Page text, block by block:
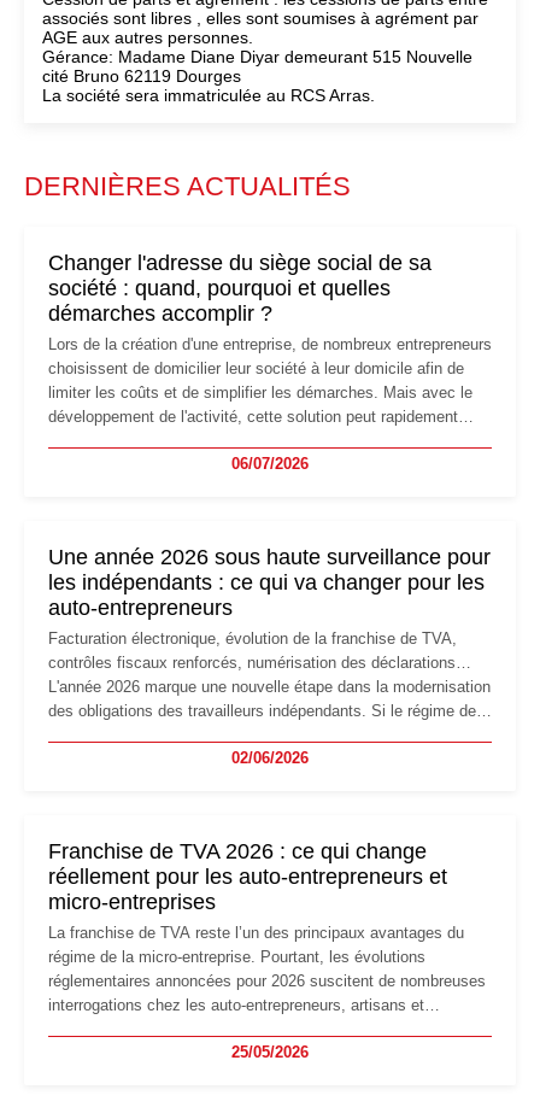
associés sont libres , elles sont soumises à agrément par
AGE aux autres personnes.
Gérance: Madame Diane Diyar demeurant 515 Nouvelle
cité Bruno 62119 Dourges
La société sera immatriculée au RCS Arras.
DERNIÈRES ACTUALITÉS
Changer l'adresse du siège social de sa
société : quand, pourquoi et quelles
démarches accomplir ?
Lors de la création d'une entreprise, de nombreux entrepreneurs
choisissent de domicilier leur société à leur domicile afin de
limiter les coûts et de simplifier les démarches. Mais avec le
développement de l'activité, cette solution peut rapidement
professionnels, recrutement, image de marque… Le
06/07/2026
Une année 2026 sous haute surveillance pour
les indépendants : ce qui va changer pour les
auto-entrepreneurs
Facturation électronique, évolution de la franchise de TVA,
contrôles fiscaux renforcés, numérisation des déclarations…
L'année 2026 marque une nouvelle étape dans la modernisation
des obligations des travailleurs indépendants. Si le régime de
les auto-entrepreneurs devront s'adapter à un environnement
02/06/2026
Franchise de TVA 2026 : ce qui change
réellement pour les auto-entrepreneurs et
micro-entreprises
La franchise de TVA reste l’un des principaux avantages du
régime de la micro-entreprise. Pourtant, les évolutions
réglementaires annoncées pour 2026 suscitent de nombreuses
interrogations chez les auto-entrepreneurs, artisans et
facturation ou risque de bascule vers la TVA : les règles
25/05/2026